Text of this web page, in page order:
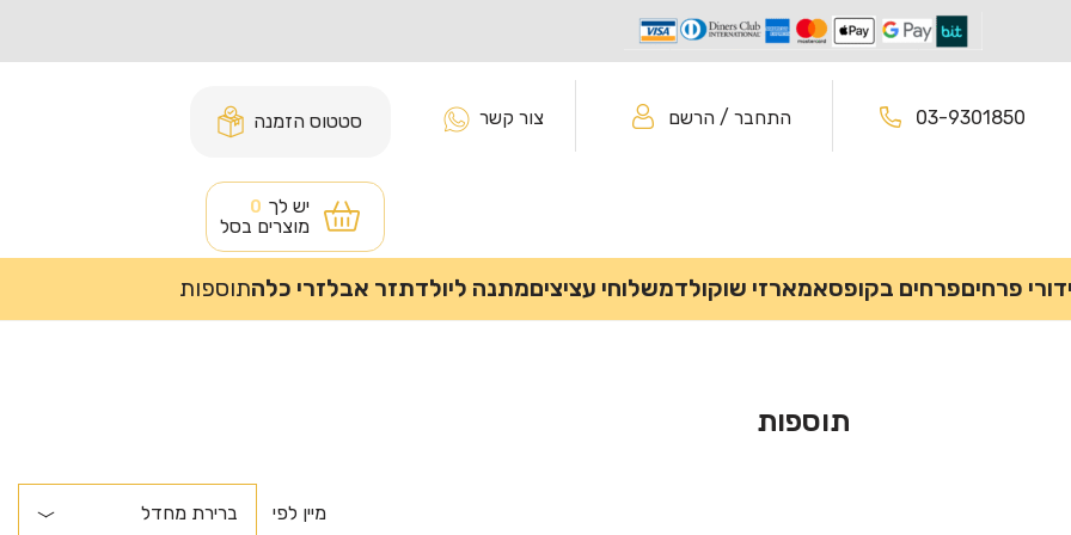
03-9301850 התחבר / הרשם צור קשר סטטוס הזמנה
יש לך 0
מוצרים בסל
פרחיםפרחים בקופסאמארזי שוקולדמשלוחי עציציםמתנה ליולדתזר אבלזרי כלהתוספות
תוספות
מיין לפי